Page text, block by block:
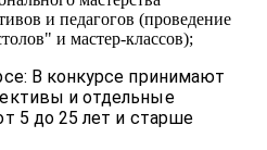
и педагогов (проведение
и мастер-классов);
В конкурсе принимают
и отдельные
5 до 25 лет и старше